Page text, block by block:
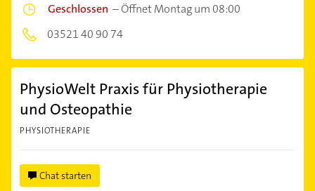
Geschlossen –Öffnet Montag um 08:00
03521 40 90 74
PhysioWelt Praxis für Physiotherapie
und Osteopathie
PHYSIOTHERAPIE
Chat starten